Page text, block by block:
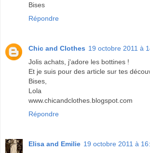
Bises
Répondre
Chic and Clothes 19 octobre 2011 à
Jolis achats, j'adore les bottines !
Et je suis pour des article sur tes
Bises,
Lola
www.chicandclothes.blogspot.com
Répondre
Elisa and Emilie 19 octobre 2011 à